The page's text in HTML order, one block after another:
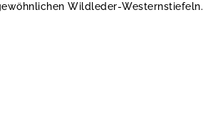
Wildleder-Westernstiefeln.